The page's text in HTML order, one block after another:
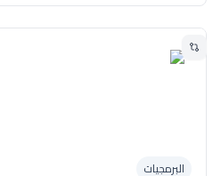
البرمجيات